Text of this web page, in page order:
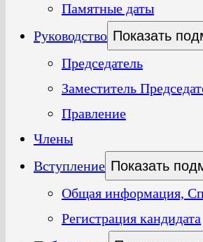
Памятные даты
Руководство Показать
Председатель
Заместитель
Правление
Члены
Вступление Показать
Общая информация,
Регистрация кандидата